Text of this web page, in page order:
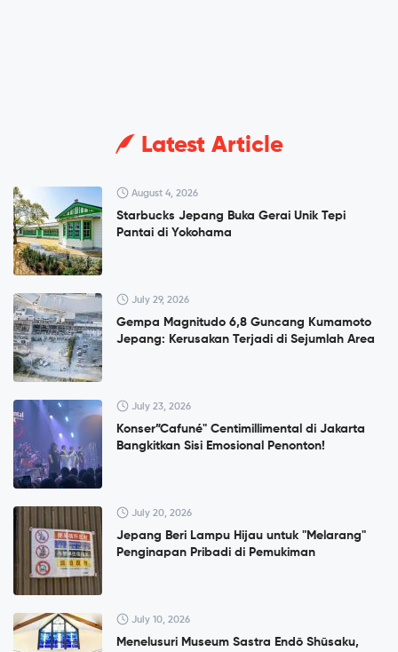
Latest Article
August 4, 2026
Starbucks Jepang Buka Gerai Unik Tepi
Pantai di Yokohama
July 29, 2026
Gempa Magnitudo 6,8 Guncang Kumamoto
Jepang: Kerusakan Terjadi di Sejumlah Area
July 23, 2026
Konser”Cafuné" Centimillimental di Jakarta
Bangkitkan Sisi Emosional Penonton!
July 20, 2026
Jepang Beri Lampu Hijau untuk "Melarang"
Penginapan Pribadi di Pemukiman
July 10, 2026
Menelusuri Museum Sastra Endō Shūsaku,